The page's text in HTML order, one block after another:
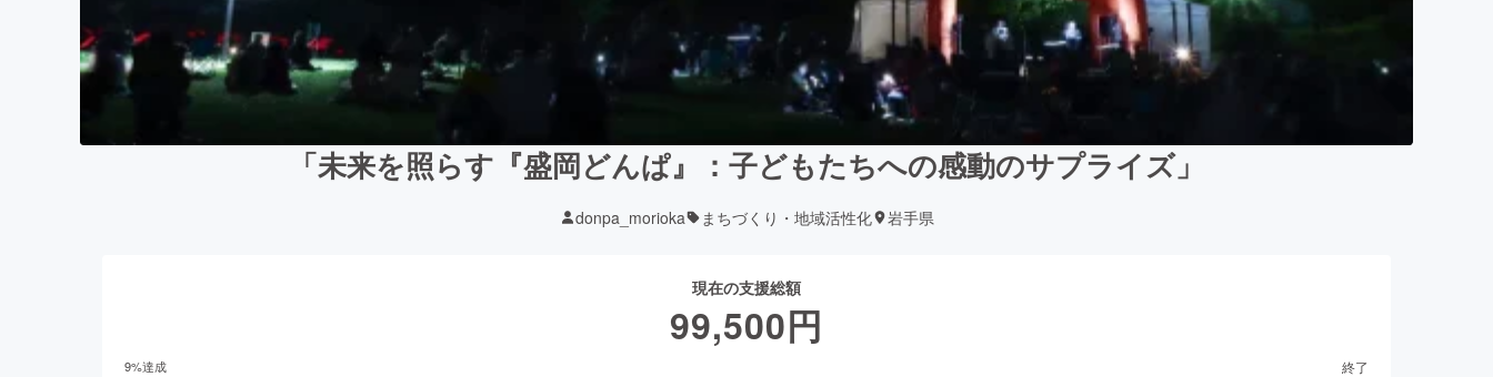
「未来を照らす『盛岡どんぱ』：子どもたちへの感動のサプライズ」
donpa_morioka まちづくり・地域活性化 岩手県
現在の支援総額
99,500円
9%達成 終了